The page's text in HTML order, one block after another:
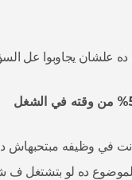
علشان يجاوبوا عل
من وقته في الشغل
وظيفه مبتحبهاش ده
ده لو بتشتغل